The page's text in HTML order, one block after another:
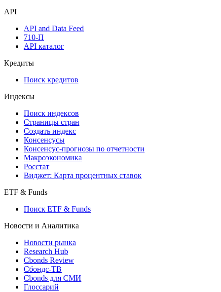
API
API and Data Feed
710-П
API каталог
Кредиты
Поиск кредитов
Индексы
Поиск индексов
Страницы стран
Создать индекс
Консенсусы
Консенсус-прогнозы по отчетности
Макроэкономика
Росстат
Виджет: Карта процентных ставок
ETF & Funds
Поиск ETF & Funds
Новости и Аналитика
Новости рынка
Research Hub
Cbonds Review
Сбондс-ТВ
Cbonds для СМИ
Глоссарий